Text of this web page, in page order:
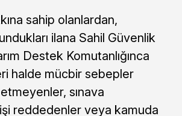
sahip olanlardan,
ilana Sahil Güvenlik
Destek Komutanlığınca
halde mücbir sebepler
sınava
reddedenler veya kamuda